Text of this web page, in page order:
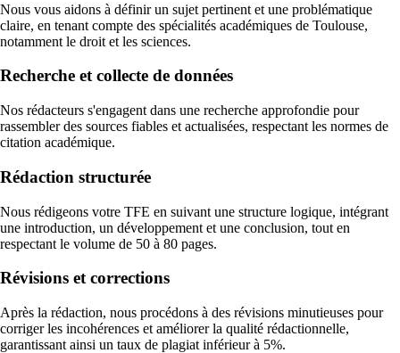
Nous vous aidons à définir un sujet pertinent et une problématique
claire, en tenant compte des spécialités académiques de Toulouse,
notamment le droit et les sciences.
Recherche et collecte de données
Nos rédacteurs s'engagent dans une recherche approfondie pour
rassembler des sources fiables et actualisées, respectant les normes de
citation académique.
Rédaction structurée
Nous rédigeons votre TFE en suivant une structure logique, intégrant
une introduction, un développement et une conclusion, tout en
respectant le volume de 50 à 80 pages.
Révisions et corrections
Après la rédaction, nous procédons à des révisions minutieuses pour
corriger les incohérences et améliorer la qualité rédactionnelle,
garantissant ainsi un taux de plagiat inférieur à 5%.